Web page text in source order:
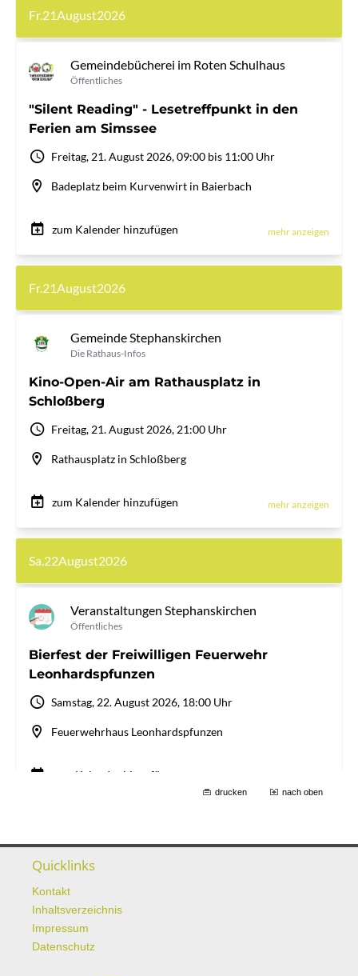
drucken nach oben
Quicklinks
Kontakt
Inhaltsverzeichnis
Impressum
Datenschutz